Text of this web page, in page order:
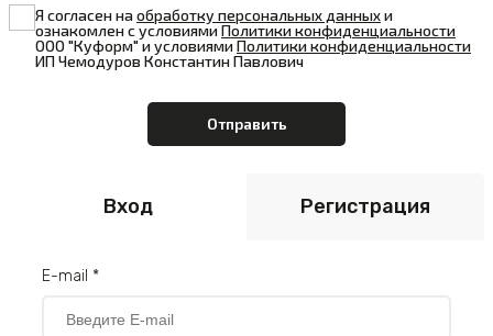
Я согласен наобработку персональных данныхи
ознакомлен с условиямиПолитики конфиденциальности
ООО "Куформ" и условиямиПолитики конфиденциальности
ИП Чемодуров Константин Павлович
Вход Регистрация
E-mail *